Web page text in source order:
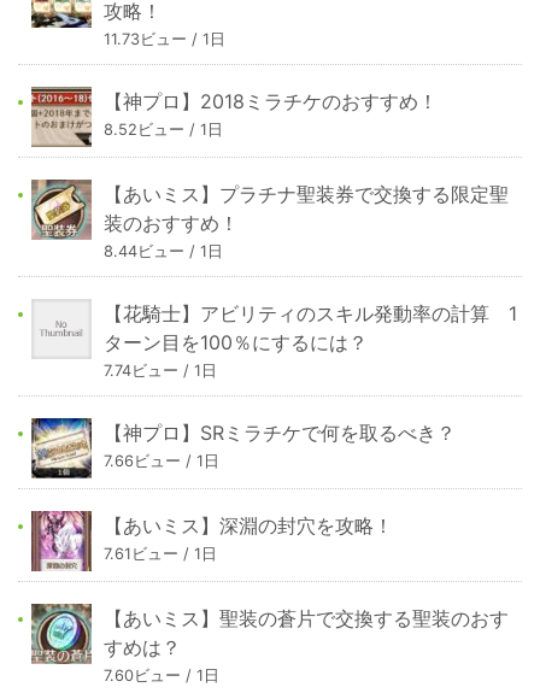
攻略！
11.73ビュー / 1日
【神プロ】2018ミラチケのおすすめ！
8.52ビュー / 1日
【あいミス】プラチナ聖装券で交換する限定聖
装のおすすめ！
8.44ビュー / 1日
【花騎士】アビリティのスキル発動率の計算 1
ターン目を100％にするには？
7.74ビュー / 1日
【神プロ】SRミラチケで何を取るべき？
7.66ビュー / 1日
【あいミス】深淵の封穴を攻略！
7.61ビュー / 1日
【あいミス】聖装の蒼片で交換する聖装のおす
すめは？
7.60ビュー / 1日